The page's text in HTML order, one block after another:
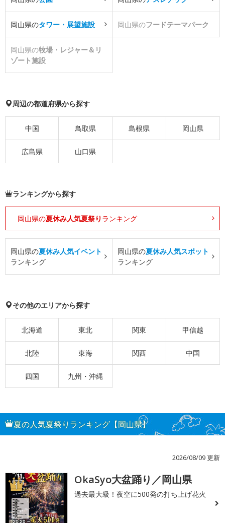
岡山県のタワー・展望施設 岡山県のフードテーマパーク
岡山県の牧場・レジャー＆リ
ゾート施設
周辺の都道府県から探す
中国 鳥取県 島根県 岡山県
広島県 山口県
ランキングから探す
岡山県の夏休み人気夏祭り ランキング
岡山県の夏休み人気イベント
ランキング
岡山県の夏休み人気スポット
ランキング
その他のエリアから探す
北海道 東北 関東 甲信越
北陸 東海 関西 中国
四国 九州・沖縄
夏の人気夏祭りランキング【岡山県】
2026/08/09 更新
1 OkaSyo大盆踊り／岡山県
過去最大級！夜空に500発の打ち上げ花火